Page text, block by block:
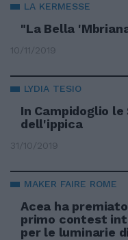
LA KERMESSE
"La Bella
10/11/2019
LYDIA TESIO
In Campidoglio le
dell'ippica
31/10/2019
MAKER FAIRE ROME
Acea ha
primo contest
per le luminarie